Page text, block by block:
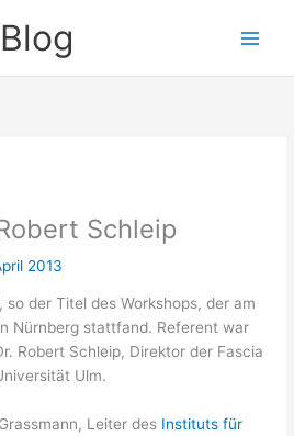
Schleip
2013
so der Titel des Workshops, der am
Nürnberg stattfand. Referent war
Robert Schleip, Direktor der Fascia
Ulm.
Leiter des Instituts für